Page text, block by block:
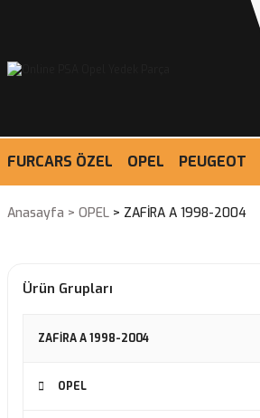
FURCARS ÖZEL OPEL PEUGEOT
Anasayfa OPEL ZAFİRA A 1998-2004
Ürün Grupları
ZAFİRA A 1998-2004
OPEL